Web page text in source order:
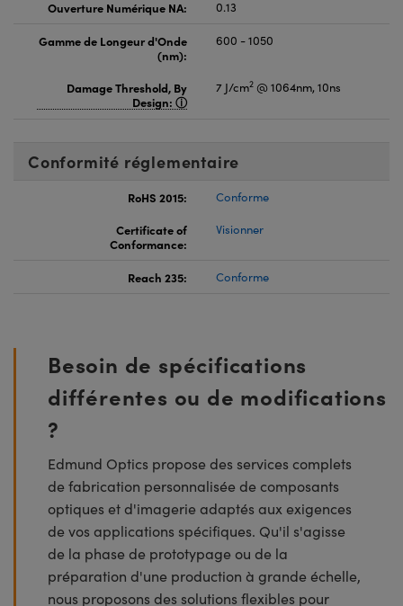
Ouverture Numérique NA: 0.13
Gamme de Longeur d'Onde
(nm):
600 - 1050
Damage Threshold, By
Design:
7 J/cm2 @ 1064nm, 10ns
Conformité réglementaire
RoHS 2015:
Conforme
Certificate of
Conformance:
Visionner
Reach 235: Conforme
Besoin de spécifications
différentes ou de modifications
?
Edmund Optics propose des services complets
de fabrication personnalisée de composants
optiques et d'imagerie adaptés aux exigences
de vos applications spécifiques. Qu'il s'agisse
de la phase de prototypage ou de la
préparation d'une production à grande échelle,
nous proposons des solutions flexibles pour